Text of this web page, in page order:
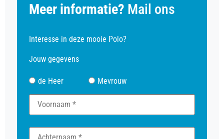
Meer informatie? Mail ons
Interesse in deze mooie Polo?
Jouw gegevens
de Heer Mevrouw